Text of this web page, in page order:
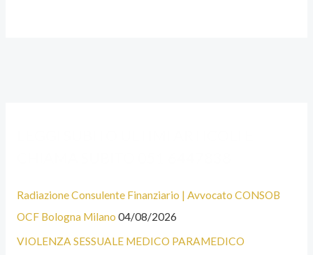
Radiazione Consulente Finanziario | Avvocato CONSOB
OCF Bologna Milano 04/08/2026
VIOLENZA SESSUALE MEDICO PARAMEDICO
N
E
C
G
O
R